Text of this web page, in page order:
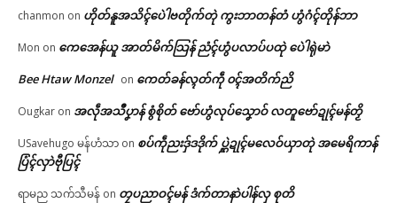
chanmon on ဟိုတ်နူအသိၚ်ပေဲါဗတိုက်တုဲ ကွးဘာတန်တံ ဟွံဂံၚ်တိုန်ဘာ
Mon on ကေအေန်ယူ အာတ်မိက်သြန် ညံၚ်ဟွံပလာပ်ပထုဲ ပေဲါရုဲမာဲ
Bee Htaw Monzel on ကေတ်ခန်လ္ၚတ်ကဵု ၀ၚ်အတိက်ညိ
Ougkar on အလဵုအသဳပၞာန် စွံစိုတ် ဗော်ဟွံလုပ်သၞောဝ် လတူဗော်ဍုၚ်မန်တၟိ
USavehugo မန်ဟံသာ on စပ်ကဵုညးဒှ်ဒဒိုက် ပ္ဋဲဍုၚ်မလေဝ်ယှာတုဲ အမေရိကာန်
ပြံၚ်လှာဲဗီုပြၚ်
ရာမည သက်သီမန် on တၠပညာဝၚ်မန် ဒံက်တာနာဲပါန်လှ စုတိ